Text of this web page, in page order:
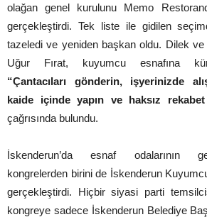
olağan genel kurulunu Memo
gerçekleştirdi. Tek liste ile gidilen
tazeledi ve yeniden başkan oldu. Dilek
Uğur Fırat, kuyumcu esnafına
“Çantacıları gönderin, işyerinizde
kaide içinde yapın ve haksız
çağrısında bulundu.
İskenderun’da esnaf odalarının
kongrelerden birini de İskenderun
gerçekleştirdi. Hiçbir siyasi parti
kongreye sadece İskenderun Belediye